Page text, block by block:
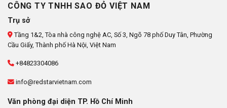
CÔNG TY TNHH SAO ĐỎ VIỆT NAM
Trụ sở
Tầng 1&2, Tòa nhà công nghệ AC, Số 3, Ngõ 78 phố Duy Tân, Phường
Cầu Giấy, Thành phố Hà Nội, Việt Nam
+84823304086
info@redstarvietnam.com
Văn phòng đại diện TP. Hồ Chí Minh